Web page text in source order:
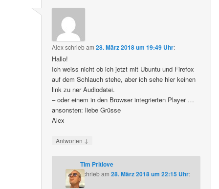
Alexschriebam28. März 2018 um 19:49 Uhr:
Hallo!
Ich weiss nicht ob ich jetzt mit Ubuntu und Firefox
auf dem Schlauch stehe, aber ich sehe hier keinen
link zu ner Audiodatei.
– oder einem in den Browser integrierten Player …
ansonsten: liebe Grüsse
Alex
Antworten ↓
Tim Pritlove
schriebam 28. März 2018 um 22:15 Uhr: